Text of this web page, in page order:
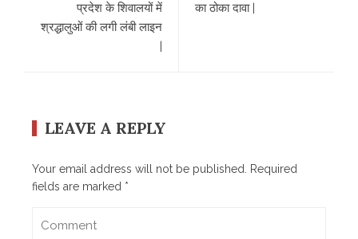
प्रदेश के शिवालयों में
श्रद्धालुओं की लगी लंबी लाइन
|
का ठोका दावा |
LEAVE A REPLY
Your email address will not be published.
Required
fields are marked *